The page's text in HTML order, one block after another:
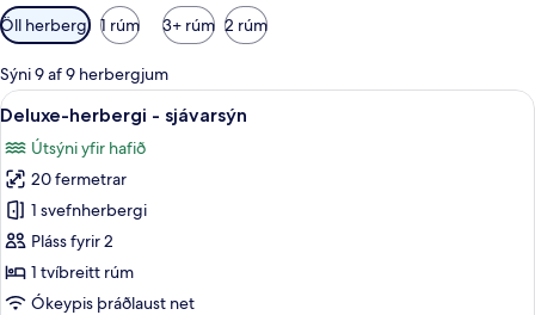
Síur
í
boði
fyrir
herbergi
Öll herbergi 1 rúm 3+ rúm 2 rúm
Sýni 9 af 9 herbergjum
Skoða
allar
myndir
fyrir
Deluxe-
herbergi
-
sjávarsýn
Deluxe-herbergi - sjávarsýn |
6
Deluxe-herbergi - sjávarsýn
Útsýni yfir hafið
20 fermetrar
1 svefnherbergi
Pláss fyrir 2
1 tvíbreitt rúm
Ókeypis þráðlaust net